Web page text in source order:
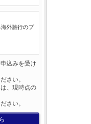
外旅行のプ
込みを受け
さい。
、現時点の
さい。